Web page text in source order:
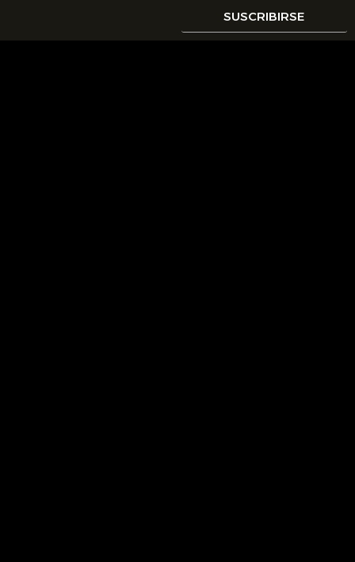
SUSCRIBIRSE